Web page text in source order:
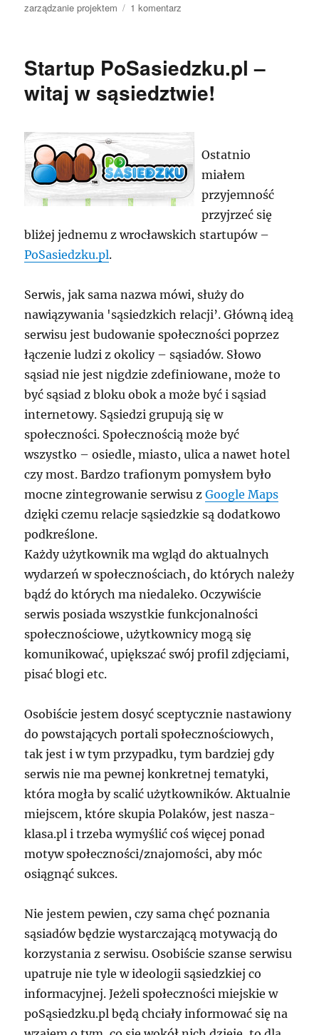
zarządzanie projektem
1 komentarz
hosting
i
Startup PoSasiedzku.pl –
witaj w sąsiedztwie!
Ostatnio
miałem
przyjemność
przyjrzeć się
bliżej jednemu z wrocławskich startupów –
PoSasiedzku.pl.
Serwis, jak sama nazwa mówi, służy do
nawiązywania 'sąsiedzkich relacji’. Główną ideą
serwisu jest budowanie społeczności poprzez
łączenie ludzi z okolicy – sąsiadów. Słowo
sąsiad nie jest nigdzie zdefiniowane, może to
być sąsiad z bloku obok a może być i sąsiad
internetowy. Sąsiedzi grupują się w
społeczności. Społecznością może być
wszystko – osiedle, miasto, ulica a nawet hotel
czy most. Bardzo trafionym pomysłem było
mocne zintegrowanie serwisu zGoogle Maps
dzięki czemu relacje sąsiedzkie są dodatkowo
podkreślone.
Każdy użytkownik ma wgląd do aktualnych
wydarzeń w społecznościach, do których należy
bądź do których ma niedaleko. Oczywiście
serwis posiada wszystkie funkcjonalności
społecznościowe, użytkownicy mogą się
komunikować, upiększać swój profil zdjęciami,
pisać blogi etc.
Osobiście jestem dosyć sceptycznie nastawiony
do powstających portali społecznościowych,
tak jest i w tym przypadku, tym bardziej gdy
serwis nie ma pewnej konkretnej tematyki,
która mogła by scalić użytkowników. Aktualnie
miejscem, które skupia Polaków, jest nasza-
klasa.pl i trzeba wymyślić coś więcej ponad
motyw społeczności/znajomości, aby móc
osiągnąć sukces.
Nie jestem pewien, czy sama chęć poznania
sąsiadów będzie wystarczającą motywacją do
korzystania z serwisu. Osobiście szanse serwisu
upatruje nie tyle w ideologii sąsiedzkiej co
informacyjnej. Jeżeli społeczności miejskie w
poSąsiedzku.pl będą chciały informować się na